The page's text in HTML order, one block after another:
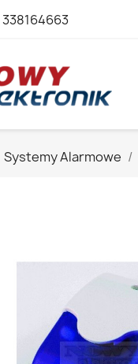
338164663
Systemy Alarmowe